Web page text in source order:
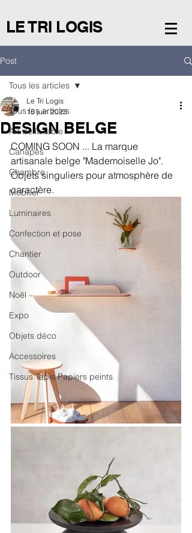
LE TRI LOGIS
Post
Tous les articles
Art de la table
Canapés
Chambre
Mobilier
Luminaires
Confection et pose
Chantier
Outdoor
Noël
Expo
Objets déco
Accessoires
Tissus Tapis Papiers peints
Tous les articles
DESIGN BELGE
Le Tri Logis
15 juin 2023
COMING SOON ... La marque
artisanale belge "Mademoiselle Jo".
Objets singuliers pour atmosphère de
caractère.